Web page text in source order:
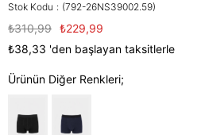
Stok Kodu (792-26NS39002.59)
₺310,99 ₺229,99
₺38,33 'den başlayan taksitlerle
Ürünün Diğer Renkleri;